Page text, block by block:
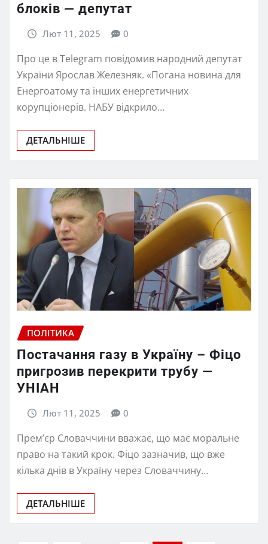
блоків — депутат
Лют 11, 2025 0
Про це в Telegram повідомив народний депутат
України Ярослав Железняк. «Погана новина для
Енергоатому та інших енергетичних
корупціонерів. НАБУ відкрило…
ДЕТАЛЬНІШЕ
ПОЛІТИКА
Постачання газу в Україну – Фіцо
пригрозив перекрити трубу —
УНІАН
Лют 11, 2025 0
Прем’єр Словаччини вважає, що має моральне
право на такий крок. Фіцо зазначив, що вже
кілька днів в Україну через Словаччину…
ДЕТАЛЬНІШЕ